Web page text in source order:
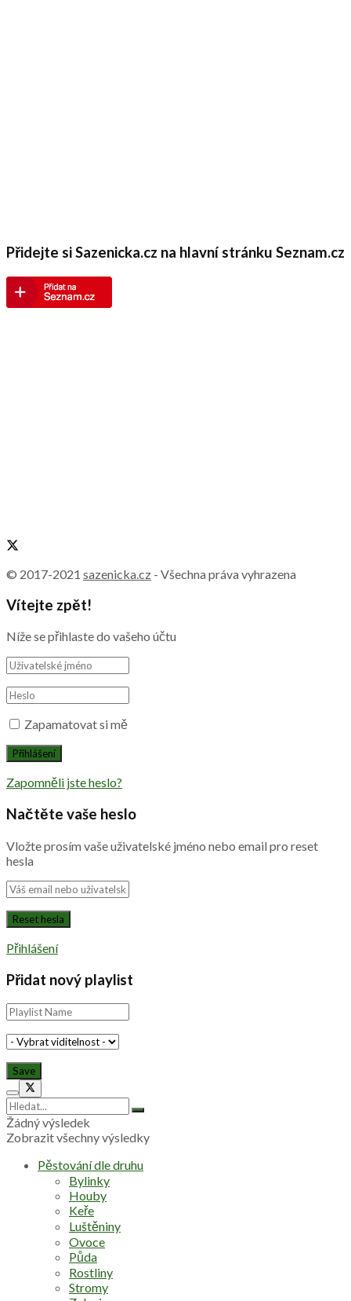
Přidejte si Sazenicka.cz na hlavní stránku Seznam.cz
© 2017-2021 sazenicka.cz - Všechna práva vyhrazena
Vítejte zpět!
Níže se přihlaste do vašeho účtu
Zapamatovat si mě
Zapomněli jste heslo?
Načtěte vaše heslo
Vložte prosím vaše uživatelské jméno nebo email pro reset
hesla
Přihlášení
Přidat nový playlist
Žádný výsledek
Zobrazit všechny výsledky
Pěstování dle druhu
Bylinky
Houby
Keře
Luštěniny
Ovoce
Půda
Rostliny
Stromy